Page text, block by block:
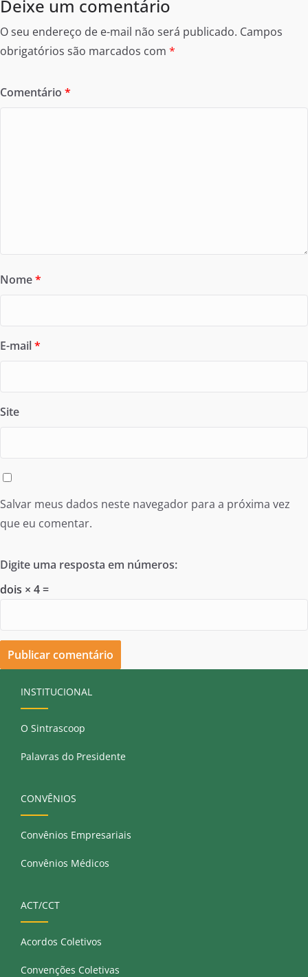
Deixe um comentário
O seu endereço de e-mail não será publicado. Campos
obrigatórios são marcados com *
Comentário *
Nome*
E-mail*
Site
Salvar meus dados neste navegador para a próxima vez
que eu comentar.
Digite uma resposta em números:
dois × 4 =
INSTITUCIONAL
O Sintrascoop
Palavras do Presidente
CONVÊNIOS
Convênios Empresariais
Convênios Médicos
ACT/CCT
Acordos Coletivos
Convenções Coletivas